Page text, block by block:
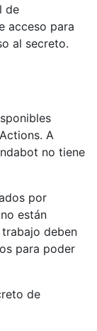
de
acceso para
al secreto.
A
no tiene
por
están
deben
para poder
de